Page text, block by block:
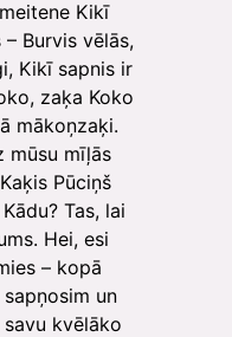
Kikī
Burvis vēlās,
Kikī sapnis ir
zaķa Koko
mākoņzaķi.
mūsu mīļās
Pūciņš
Tas, lai
Hei, esi
– kopā
un
kvēlāko